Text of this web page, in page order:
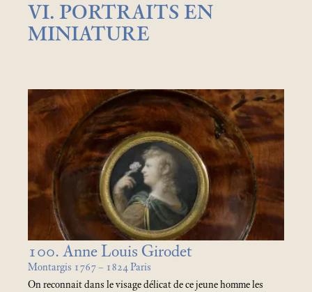
VI. PORTRAITS EN
MINIATURE
100. Anne Louis Girodet
Montargis 1767 – 1824 Paris
On reconnait dans le visage délicat de ce jeune homme les